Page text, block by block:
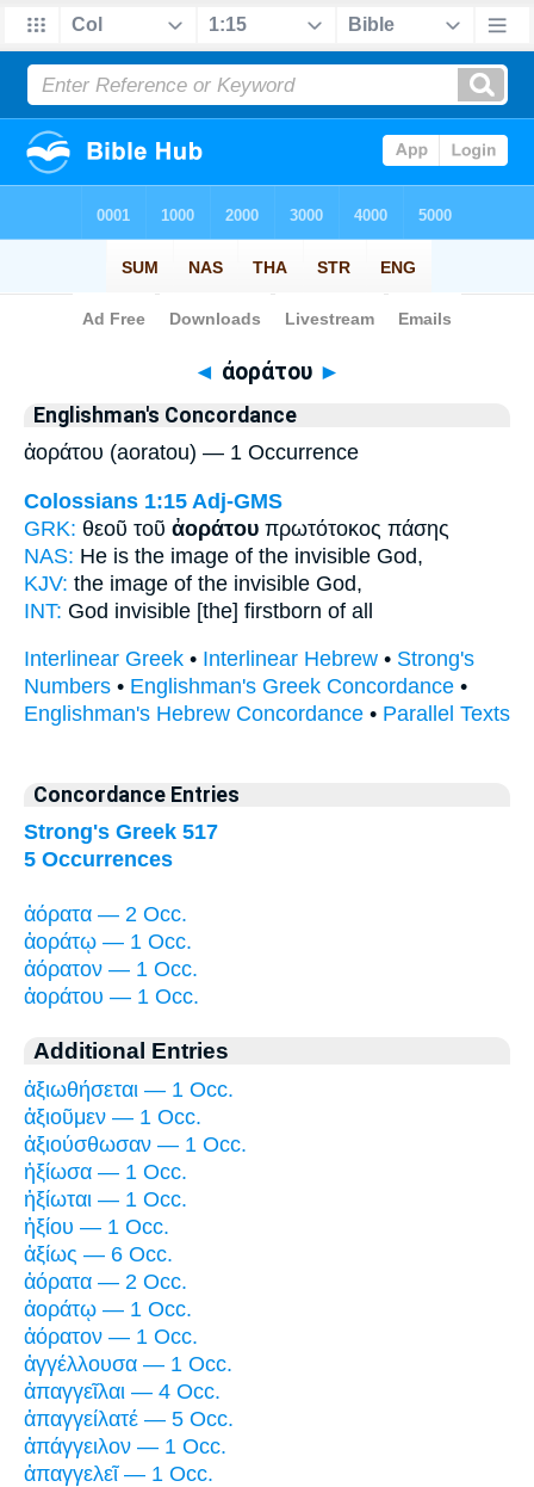
Bible>Strong's > Greek
◄ ἀοράτου ►
Englishman's Concordance
ἀοράτου (aoratou) — 1 Occurrence
Colossians 1:15 Adj-GMS
GRK: θεοῦ τοῦ ἀοράτου πρωτότοκος πάσης
NAS: He is the image of the invisible God,
KJV: the image of the invisible God,
INT: God invisible [the] firstborn of all
Interlinear Greek • Interlinear Hebrew • Strong's
Numbers • Englishman's Greek Concordance •
Englishman's Hebrew Concordance • Parallel Texts
Concordance Entries
Strong's Greek 517
5 Occurrences
ἀόρατα — 2 Occ.
ἀοράτῳ — 1 Occ.
ἀόρατον — 1 Occ.
ἀοράτου — 1 Occ.
Additional Entries
ἀξιωθήσεται — 1 Occ.
ἀξιοῦμεν — 1 Occ.
ἀξιούσθωσαν — 1 Occ.
ἠξίωσα — 1 Occ.
ἠξίωται — 1 Occ.
ἠξίου — 1 Occ.
ἀξίως — 6 Occ.
ἀόρατα — 2 Occ.
ἀοράτῳ — 1 Occ.
ἀόρατον — 1 Occ.
ἀγγέλλουσα — 1 Occ.
ἀπαγγεῖλαι — 4 Occ.
ἀπαγγείλατέ — 5 Occ.
ἀπάγγειλον — 1 Occ.
ἀπαγγελεῖ — 1 Occ.